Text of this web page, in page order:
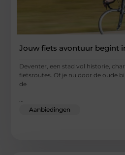
Jouw fiets avontuur begint
Deventer, een stad vol historie,
fietsroutes. Of je nu door de oude
de
...
Aanbiedingen